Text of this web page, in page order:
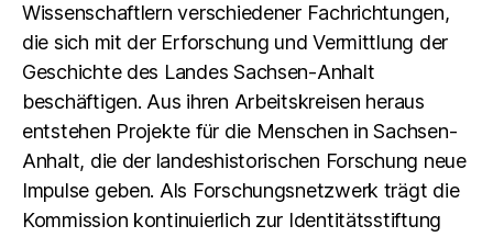
Wissenschaftlern verschiedener Fachrichtungen,
die sich mit der Erforschung und Vermittlung der
Geschichte des Landes Sachsen-Anhalt
beschäftigen. Aus ihren Arbeitskreisen heraus
entstehen Projekte für die Menschen in Sachsen-
Anhalt, die der landeshistorischen Forschung neue
Impulse geben. Als Forschungsnetzwerk trägt die
Kommission kontinuierlich zur Identitätsstiftung